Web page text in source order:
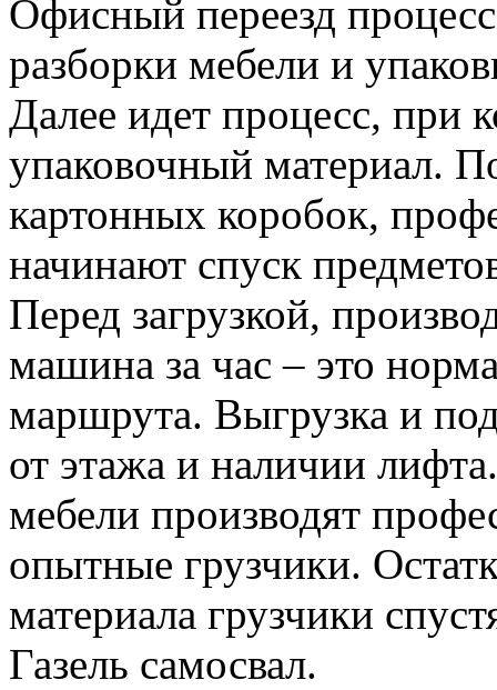
Офисный переезд
разборки мебели и
Далее идет процесс, при
упаковочный материал.
картонных коробок,
начинают спуск
Перед загрузкой,
машина за час – это
маршрута. Выгрузка и
от этажа и наличии
мебели производят
опытные грузчики.
материала грузчики
Газель самосвал.